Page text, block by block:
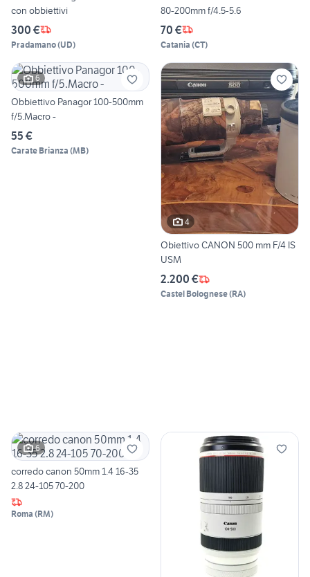
con obbiettivi
300 €
Pradamano(UD)
80-200mm f/4.5-5.6
70 €
Catania (CT)
6
Obbiettivo Panagor 100-500mm
f/5.Macro -
55 €
Carate Brianza (MB)
4
Obiettivo CANON 500 mm F/4 IS
USM
2.200 €
Castel Bolognese(RA)
6
corredo canon 50mm 1.4 16-35
2.8 24-105 70-200
Roma (RM)